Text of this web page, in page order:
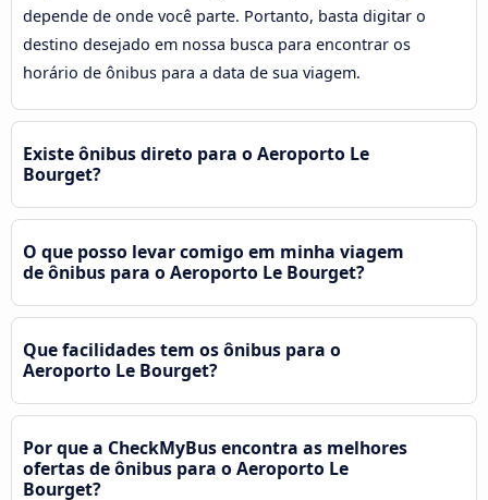
depende de onde você parte. Portanto, basta digitar o
destino desejado em nossa busca para encontrar os
horário de ônibus para a data de sua viagem.
Existe ônibus direto para o Aeroporto Le
Bourget?
O que posso levar comigo em minha viagem
de ônibus para o Aeroporto Le Bourget?
Que facilidades tem os ônibus para o
Aeroporto Le Bourget?
Por que a CheckMyBus encontra as melhores
ofertas de ônibus para o Aeroporto Le
Bourget?